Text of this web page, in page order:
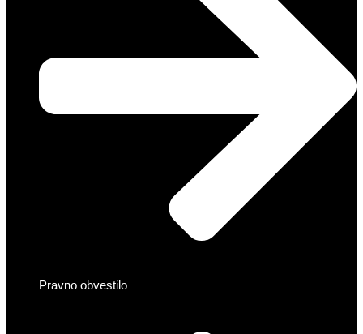
Pravno obvestilo